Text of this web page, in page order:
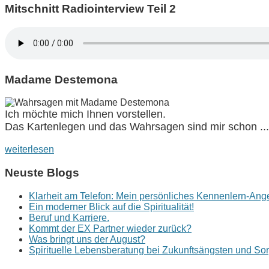
Mitschnitt Radiointerview Teil 2
Madame Destemona
Ich möchte mich Ihnen vorstellen.
Das Kartenlegen und das Wahrsagen sind mir schon
weiterlesen
Neuste Blogs
Klarheit am Telefon: Mein persönliches Kennenlern-
Ein moderner Blick auf die Spiritualität!
Beruf und Karriere.
Kommt der EX Partner wieder zurück?
Was bringt uns der August?
Spirituelle Lebensberatung bei Zukunftsängsten und